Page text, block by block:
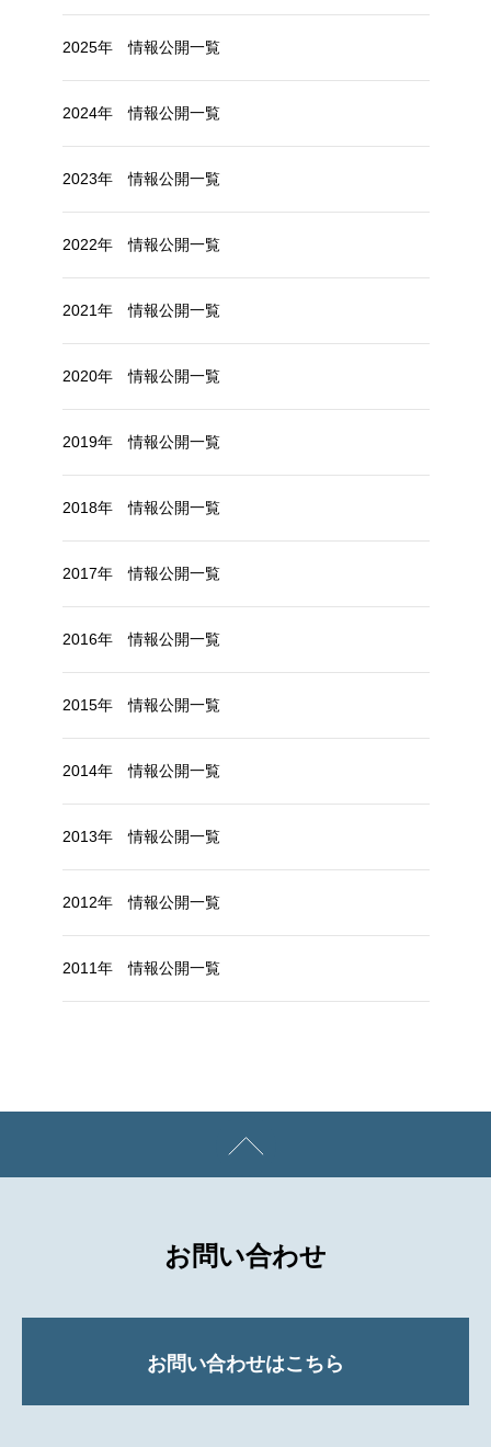
2025年 情報公開一覧
2024年 情報公開一覧
2023年 情報公開一覧
2022年 情報公開一覧
2021年 情報公開一覧
2020年 情報公開一覧
2019年 情報公開一覧
2018年 情報公開一覧
2017年 情報公開一覧
2016年 情報公開一覧
2015年 情報公開一覧
2014年 情報公開一覧
2013年 情報公開一覧
2012年 情報公開一覧
2011年 情報公開一覧
お問い合わせ
お問い合わせはこちら